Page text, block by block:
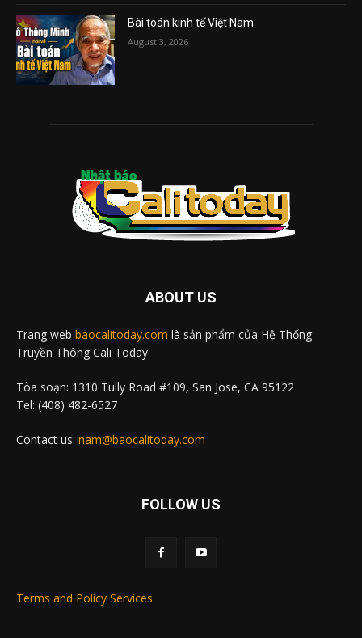
Bài toán kinh tế Việt Nam
August 3, 2026
ABOUT US
Trang web baocalitoday.com là sản phẩm của Hệ Thống
Truyền Thông Cali Today
Tòa soạn: 1310 Tully Road #109, San Jose, CA 95122
Tel: (408) 482-6527
Contact us: nam@baocalitoday.com
FOLLOW US
Terms and Policy Services